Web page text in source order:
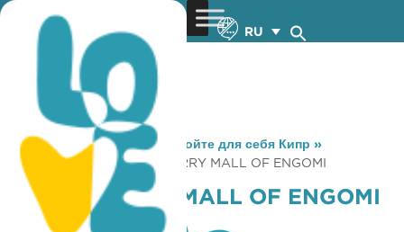
RU
You are here: Home »Откройте для себя Кипр »
Gastronomy
» COFFEE BERRY MALL OF ENGOMI
COFFEE BERRY MALL OF ENGOMI